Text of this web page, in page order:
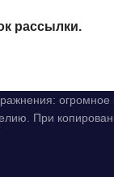
рассылки.
При